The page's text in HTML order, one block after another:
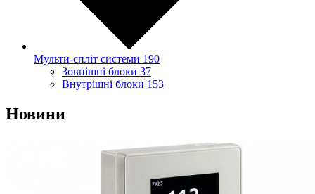
Мульти-спліт системи 190
Зовнішні блоки 37
Внутрішні блоки 153
Новини